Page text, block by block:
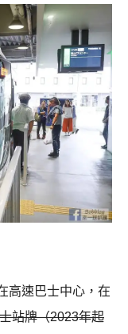
高速巴士中心，在
站牌（2023年起